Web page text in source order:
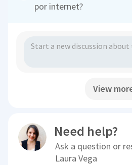
por internet?
View
Need help?
Ask a question or
Laura Vega